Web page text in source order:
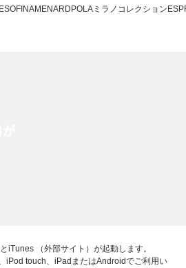
SOFINAMENARD POLA ミラノコレクション
iTunes （外部サイト）が起動します。
iPod touch、iPadまたはAndroidでご利用い